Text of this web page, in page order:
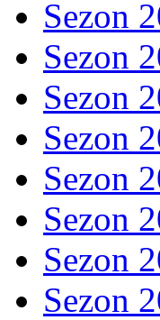
Sezon
Sezon
Sezon
Sezon
Sezon
Sezon
Sezon
Sezon